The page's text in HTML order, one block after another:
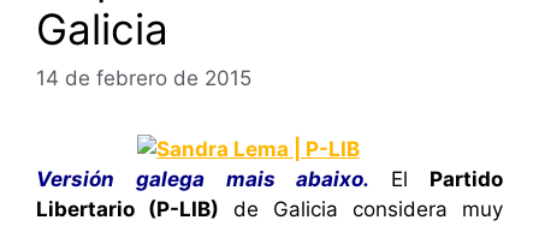
Galicia
14 de febrero de 2015
Versión galega mais abaixo. El Partido
Libertario (P-LIB) de Galicia considera muy